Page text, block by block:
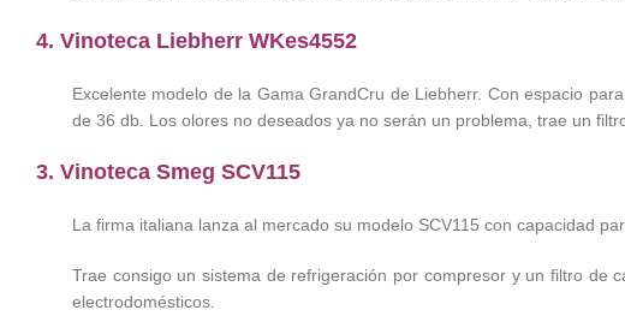
4. Vinoteca Liebherr WKes4552
Excelente modelo de la Gama GrandCru de Liebherr. Con espacio
de 36 db. Los olores no deseados ya no serán un problema, trae un
3. Vinoteca Smeg SCV115
La firma italiana lanza al mercado su modelo SCV115 con capacidad
Trae consigo un sistema de refrigeración por compresor y un filtro de
electrodomésticos.